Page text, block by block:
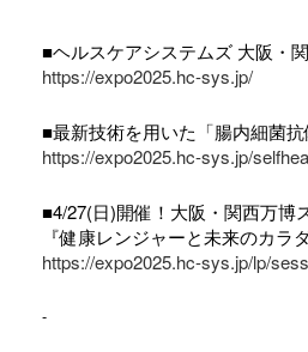
■ヘルスケアシステムズ 大阪・
https://expo2025.hc-sys.jp/
■最新技術を用いた「腸内細菌
https://expo2025.hc-sys.jp/
■4/27(日)開催！大阪・関西万博
『健康レンジャーと未来のカラ
https://expo2025.hc-sys.jp/lp/
-